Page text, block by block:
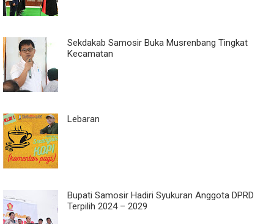
Sekdakab Samosir Buka Musrenbang Tingkat
Kecamatan
Lebaran
Bupati Samosir Hadiri Syukuran Anggota DPRD
Terpilih 2024 – 2029